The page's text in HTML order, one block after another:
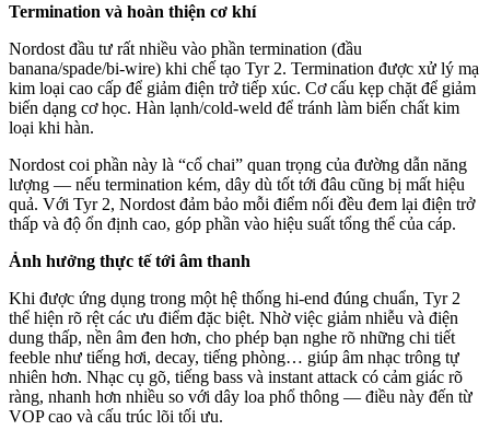
Termination và hoàn thiện cơ khí
Nordost đầu tư rất nhiều vào phần termination (đầu
banana/spade/bi-wire) khi chế tạo Tyr 2. Termination được xử lý mạ
kim loại cao cấp để giảm điện trở tiếp xúc. Cơ cấu kẹp chặt để giảm
biến dạng cơ học. Hàn lạnh/cold-weld để tránh làm biến chất kim
loại khi hàn.
Nordost coi phần này là “cổ chai” quan trọng của đường dẫn năng
lượng — nếu termination kém, dây dù tốt tới đâu cũng bị mất hiệu
quả. Với Tyr 2, Nordost đảm bảo mỗi điểm nối đều đem lại điện trở
thấp và độ ổn định cao, góp phần vào hiệu suất tổng thể của cáp.
Ảnh hưởng thực tế tới âm thanh
Khi được ứng dụng trong một hệ thống hi-end đúng chuẩn, Tyr 2
thể hiện rõ rệt các ưu điểm đặc biệt. Nhờ việc giảm nhiễu và điện
dung thấp, nền âm đen hơn, cho phép bạn nghe rõ những chi tiết
feeble như tiếng hơi, decay, tiếng phòng… giúp âm nhạc trông tự
nhiên hơn. Nhạc cụ gõ, tiếng bass và instant attack có cảm giác rõ
ràng, nhanh hơn nhiều so với dây loa phổ thông — điều này đến từ
VOP cao và cấu trúc lõi tối ưu.